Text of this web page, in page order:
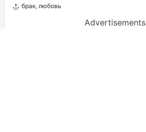
брак, любовь
Advertisements